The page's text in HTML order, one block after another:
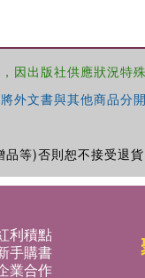
出版社供應狀況特
文書與其他商品分
等)否則恕不接受退貨
利積點
手購書
業合作